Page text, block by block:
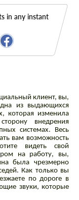
in any instant
клиент, вы,
из выдающихся
которая изменила
внедрения
системах. Весь
вам возможность
видеть свой
на работу, вы,
была чрезмерно
Как только вы
по дороге в
звуки, которые